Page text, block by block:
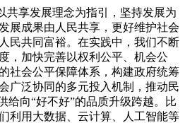
共享发展理念为指引，坚持发展为
展成果由人民共享，更好维护社会
民共同富裕。在实践中，我们不断
，加快完善以权利公平、机会公
社会公平保障体系，构建政府统筹
广泛协同的多元投入机制，推动民
给向“好不好”的品质升级跨越。比
利用大数据、云计算、人工智能等